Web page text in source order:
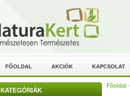
FŐOLDAL AKCIÓK KAPCSOLAT
KATEGÓRIÁK
Főoldal